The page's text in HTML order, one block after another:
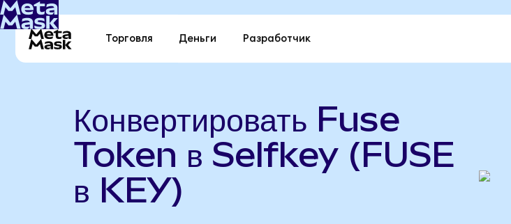
Торговля Деньги Разработчик
Конвертировать Fuse
Token в Selfkey (FUSE
в KEY)